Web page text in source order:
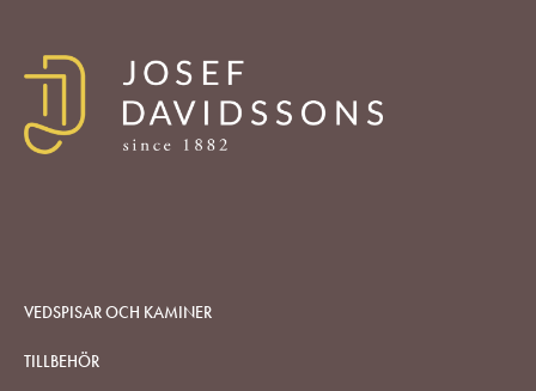
VEDSPISAR OCH KAMINER
TILLBEHÖR